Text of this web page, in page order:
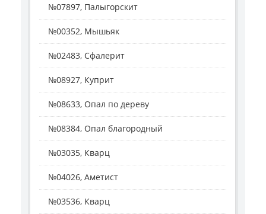
№07897, Палыгорскит
№00352, Мышьяк
№02483, Сфалерит
№08927, Куприт
№08633, Опал по дереву
№08384, Опал благородный
№03035, Кварц
№04026, Аметист
№03536, Кварц